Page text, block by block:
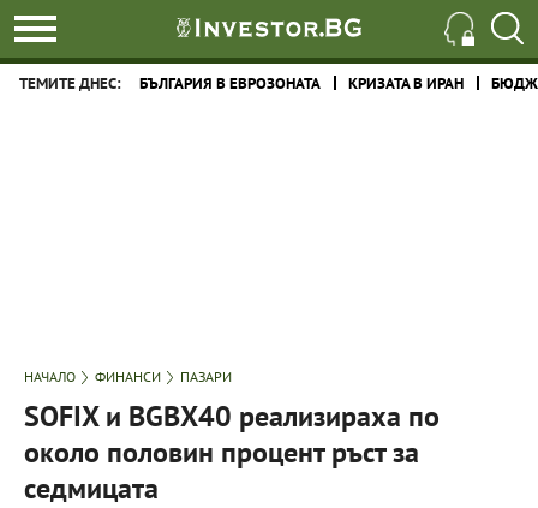
ТЕМИТЕ ДНЕС: БЪЛГАРИЯ В ЕВРОЗОНАТА КРИЗАТА В ИРАН
НАЧАЛО ФИНАНСИ ПАЗАРИ
SOFIX и BGBX40 реализираха по
около половин процент ръст за
седмицата